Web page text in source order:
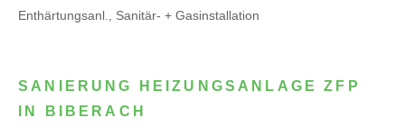
Enthärtungsanl., Sanitär- + Gasinstallation
SANIERUNG HEIZUNGSANLAGE ZFP
IN BIBERACH